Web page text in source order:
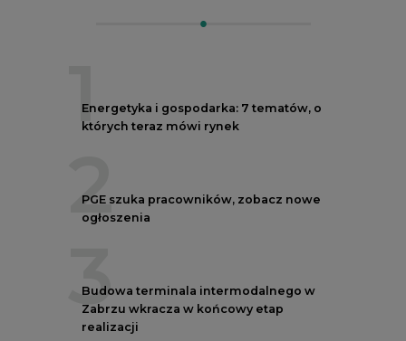
1
Energetyka i gospodarka: 7 tematów, o
których teraz mówi rynek
2
PGE szuka pracowników, zobacz nowe
ogłoszenia
3
Budowa terminala intermodalnego w
Zabrzu wkracza w końcowy etap
realizacji